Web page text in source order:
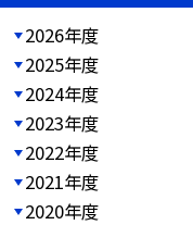
2026年度
2025年度
2024年度
2023年度
2022年度
2021年度
2020年度